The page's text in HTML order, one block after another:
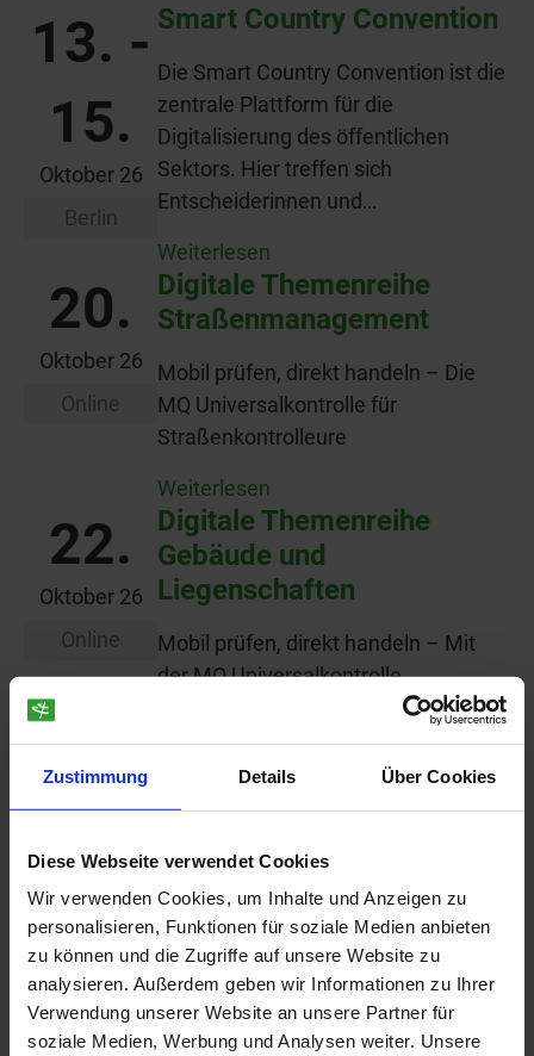
Zustimmung Details Über Cookies
Diese Webseite verwendet Cookies
Wir verwenden Cookies, um Inhalte und Anzeigen zu
personalisieren, Funktionen für soziale Medien anbieten
zu können und die Zugriffe auf unsere Website zu
analysieren. Außerdem geben wir Informationen zu Ihrer
Verwendung unserer Website an unsere Partner für
soziale Medien, Werbung und Analysen weiter. Unsere
13. -
15.
Oktober 26
Berlin
Smart Country Convention
Die Smart Country Convention ist die
zentrale Plattform für die
Digitalisierung des öffentlichen
Sektors. Hier treffen sich
Entscheiderinnen und…
Weiterlesen
20.
Oktober 26
Online
Digitale Themenreihe
Straßenmanagement
Mobil prüfen, direkt handeln – Die
MQ Universalkontrolle für
Straßenkontrolleure
Weiterlesen
22.
Oktober 26
Online
Digitale Themenreihe
Gebäude und
Liegenschaften
Mobil prüfen, direkt handeln – Mit
der MQ Universalkontrolle
Hausmeister und technisches
Personal effizient steuern
Weiterlesen
22.
Oktober 26
Der digitale
Planungszwilling
IP SYSCON, vertiGIS und Esri
Deutschland veranstalten
gemeinsam ein Webinar zum
Thema Der digitale Planungszwilling